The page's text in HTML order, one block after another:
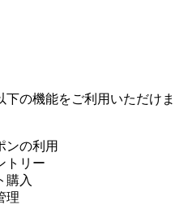
の機能をご利用いただけま
ンの利用
トリー
購入
理